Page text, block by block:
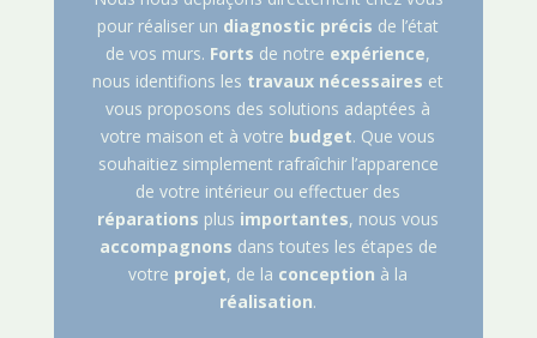
pour réaliser un diagnostic précis de l’état
de vos murs. Forts de notre expérience,
nous identifions les travaux nécessaires et
vous proposons des solutions adaptées à
votre maison et à votre budget. Que vous
souhaitiez simplement rafraîchir l’apparence
de votre intérieur ou effectuer des
réparations plus importantes, nous vous
accompagnons dans toutes les étapes de
votre projet, de la conception à la
réalisation.